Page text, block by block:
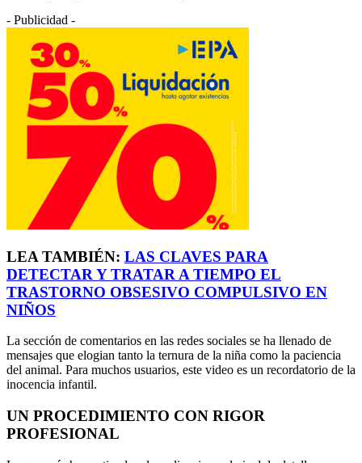
- Publicidad -
LEA TAMBIÉN: LAS CLAVES PARA
DETECTAR Y TRATAR A TIEMPO EL
TRASTORNO OBSESIVO COMPULSIVO EN
NIÑOS
La sección de comentarios en las redes sociales se ha llenado de
mensajes que elogian tanto la ternura de la niña como la paciencia
del animal. Para muchos usuarios, este video es un recordatorio de la
inocencia infantil.
UN PROCEDIMIENTO CON RIGOR
PROFESIONAL